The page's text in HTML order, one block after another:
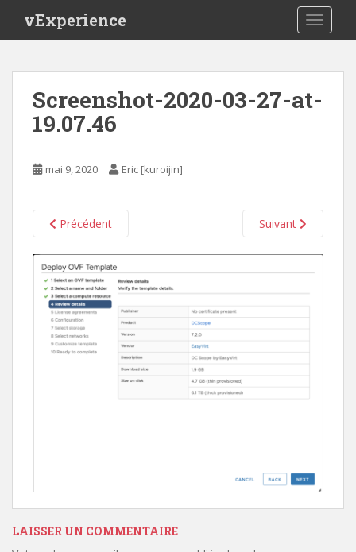
i
vExperience
Screenshot-2020-03-27-at-
19.07.46
mai 9, 2020 Eric [kuroijin]
Précédent Suivant
LAISSER UN COMMENTAIRE